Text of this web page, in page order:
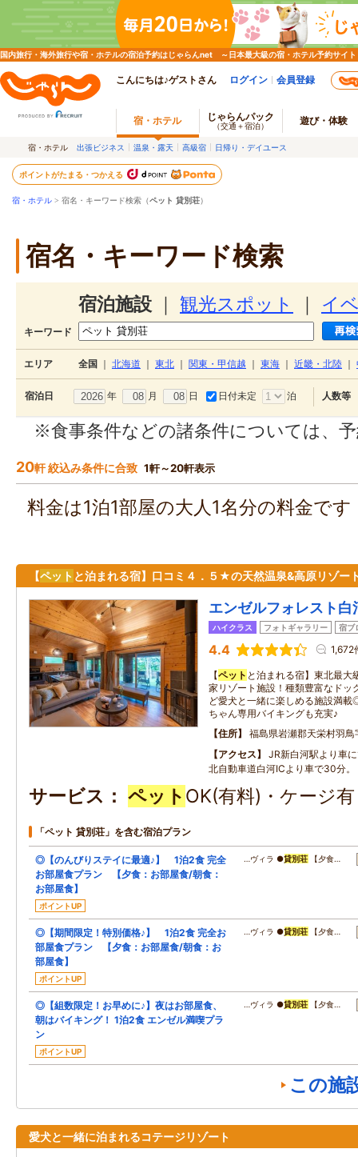
国内旅行・海外旅行や宿・ホテルの宿泊予約はじゃらんnet ～日本最大級の宿・ホテル予約サイト
こんにちは♪ゲストさん ログイン 会員登録
宿・ホテル じゃらんパック
（交通＋宿泊） 遊び・体験
宿・ホテル 出張ビジネス 温泉・露天 高級宿 日帰り・デイユース
ポイントがたまる・つかえる
宿・ホテル > 宿名・キーワード検索（ペット 貸別荘）
宿名・キーワード検索
宿泊施設 観光スポット イ
キーワード
エリア 全国 北海道 東北 関東・甲信越 東海 近畿・北陸
宿泊日 年 月 日 日付未定 泊 人数等
※食事条件などの諸条件については、
20軒 絞込み条件に合致 1軒～20軒表示
料金は1泊1部屋の大人1名分の料金で
【ペット と泊まれる宿】口コミ４．５★の天然温泉&高原リゾー
エンゼルフォレスト白
ハイクラス フォトギャラリー 宿ブ
4.4 1,672
【ペット と泊まれる宿】東北最
家リゾート施設！種類豊富なドッ
ど愛犬と一緒に楽しめる施設満
ちゃん専用バイキングも充実♪
住所
福島県岩瀬郡天栄村羽鳥
アクセス
JR新白河駅より車
北自動車道白河ICより車で30分。
サービス ペット OK(有料)・ケージ
「ペット 貸別荘」を含む宿泊プラン
◎【のんびりステイに最適♪】 1泊2食 完全
お部屋食プラン 【夕食：お部屋食/朝食：
お部屋食】
ポイントUP
…ヴィラ ●貸別荘 【夕食…
◎【期間限定！特別価格♪】 1泊2食 完全お
部屋食プラン 【夕食：お部屋食/朝食：お
部屋食】
ポイントUP
…ヴィラ ●貸別荘 【夕食…
◎【組数限定！お早めに♪】夜はお部屋食、
朝はバイキング！ 1泊2食 エンゼル満喫プラ
ン
ポイントUP
…ヴィラ ●貸別荘 【夕食…
この施
愛犬と一緒に泊まれるコテージリゾート